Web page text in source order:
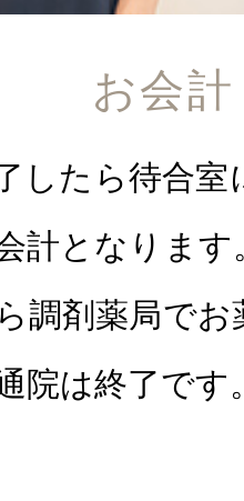
お会計
したら待合室
計となりま
調剤薬局で
院は終了です